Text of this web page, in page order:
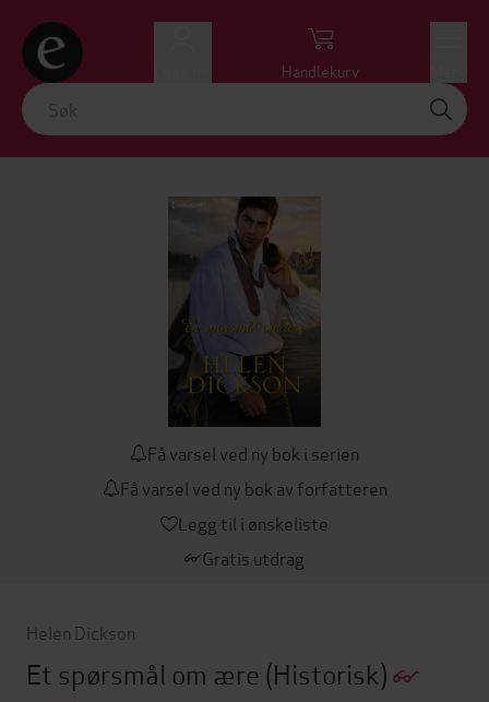
Handlekurv
Få varsel ved ny bok i serien
Få varsel ved ny bok av forfatteren
Legg til i ønskeliste
Gratis utdrag
Helen Dickson
Et spørsmål om ære (Historisk)